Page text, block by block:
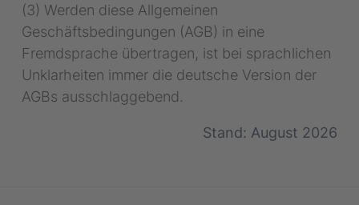
(3) Werden diese Allgemeinen
Geschäftsbedingungen (AGB) in eine
Fremdsprache übertragen, ist bei sprachlichen
Unklarheiten immer die deutsche Version der
AGBs ausschlaggebend.
Stand: August 2026